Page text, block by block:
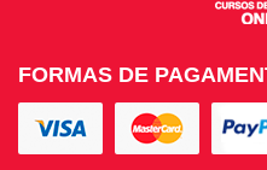
FORMAS DE